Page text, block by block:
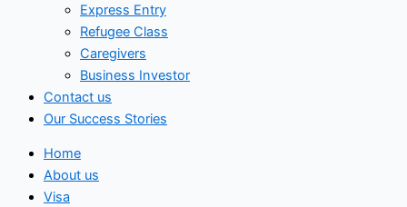
Express Entry
Refugee Class
Caregivers
Business Investor
Contact us
Our Success Stories
Home
About us
Visa